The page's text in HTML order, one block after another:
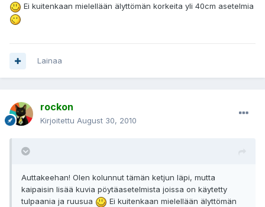
Ei kuitenkaan mielellään älyttömän korkeita yli 40cm asetelmia
Lainaa
rockon
Kirjoitettu August 30, 2010
Auttakeehan! Olen kolunnut tämän ketjun läpi, mutta
kaipaisin lisää kuvia pöytäasetelmista joissa on käytetty
tulpaania ja ruusua
Ei kuitenkaan mielellään älyttömän